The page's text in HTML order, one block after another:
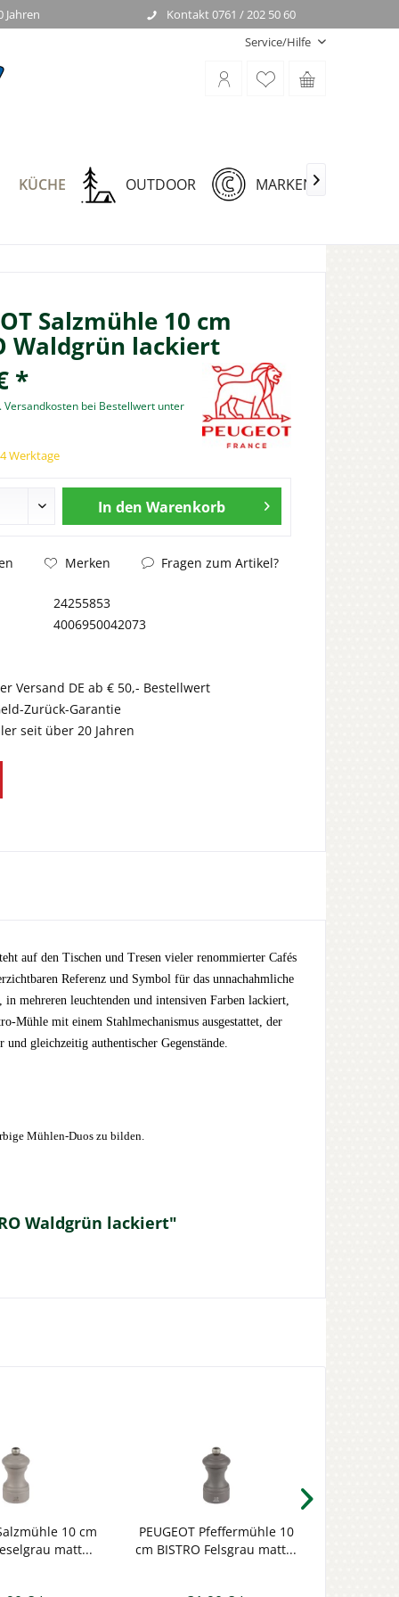
Jahren
Kontakt 0761 / 202 50 60
Service/Hilfe
KÜCHE OUTDOOR MARKEN 
Salzmühle 10 cm
Waldgrün lackiert
*
Versandkosten bei Bestellwert unter
Werktage
In den Warenkorb
Merken Fragen zum Artikel?
24255853
4006950042073
Versand DE ab € 50,- Bestellwert
Zurück-Garantie
seit über 20 Jahren
auf den Tischen und Tresen vieler renommierter Cafés
Referenz und Symbol für das unnachahmliche
mehreren leuchtenden und intensiven Farben lackiert,
Mühle mit einem Stahlmechanismus ausgestattet, der
gleichzeitig authentischer Gegenstände.
Mühlen-Duos zu bilden.
Waldgrün lackiert"
10 cm
matt...
PEUGEOT Pfeffermühle 10
cm BISTRO Felsgrau matt...